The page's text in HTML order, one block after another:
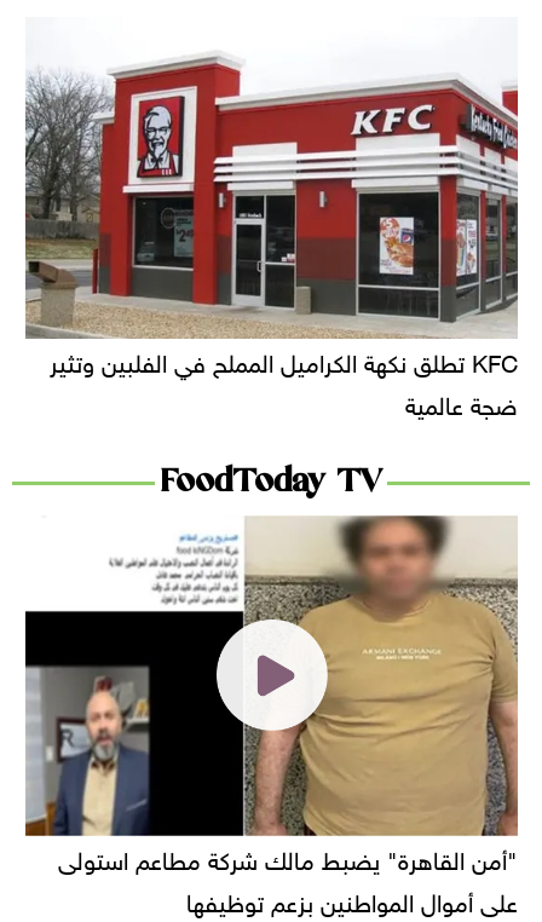
KFC تطلق نكهة الكراميل المملح في الفلبين وتثير
ضجة عالمية
FoodToday TV
"أمن القاهرة" يضبط مالك شركة مطاعم استولى
على أموال المواطنين بزعم توظيفها